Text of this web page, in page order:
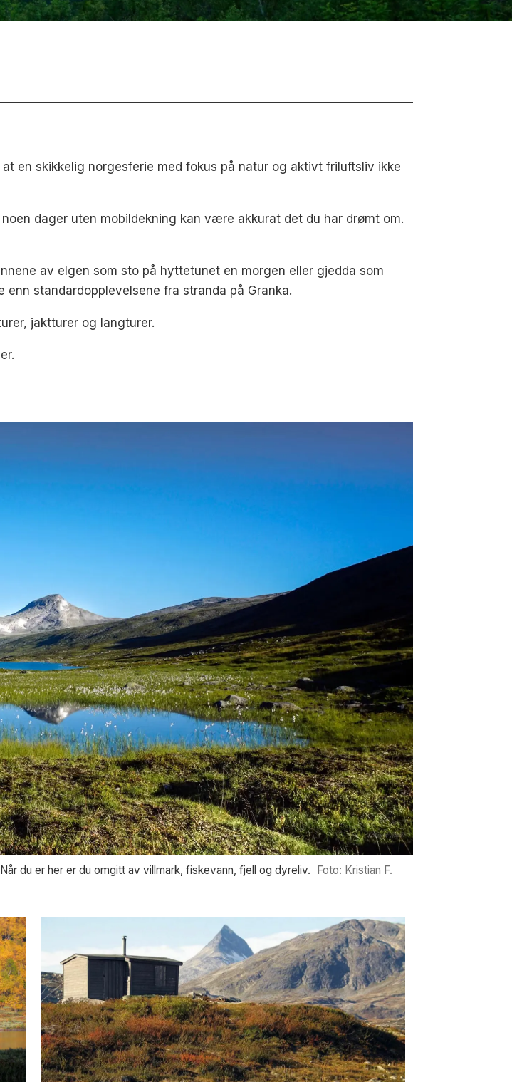
en skikkelig norgesferie med fokus på natur og aktivt friluftsliv ikke
dager uten mobildekning kan være akkurat det du har drømt om.
av elgen som sto på hyttetunet en morgen eller gjedda som
standardopplevelsene fra stranda på Granka.
jaktturer og langturer.
du er her er du omgitt av villmark, fiskevann, fjell og dyreliv.
Foto: Kristian F.